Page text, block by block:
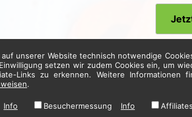
* Alle Preise in Euro inkl. gesetzl. MwSt. Abbildungen können ggf.
Informationen zu Inhalts- und Zusatzstoffen finden Sie unter
Home·Impressum·Datenschutzhinweise·AGB
unserer Website technisch notwendige
setzen wir zudem Cookies ein, um
Links zu erkennen. Weitere Informationen
.
Info Besuchermessung Info Affiliates